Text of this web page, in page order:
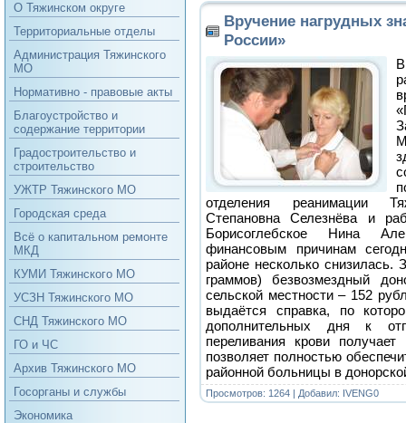
О Тяжинском округе
Территориальные отделы
Администрация Тяжинского
МО
Нормативно - правовые акты
Благоустройство и
содержание территории
Градостроительство и
строительство
УЖТР Тяжинского МО
Городская среда
Всё о капитальном ремонте
МКД
КУМИ Тяжинского МО
УСЗН Тяжинского МО
СНД Тяжинского МО
ГО и ЧС
Архив Тяжинского МО
Госорганы и службы
Экономика
Вручение нагрудных
России»
отделения реанимации
Степановна Селезнёва и
Борисоглебское Нина
финансовым причинам
районе несколько
граммов) безвозмездный
сельской местности – 152
выдаётся справка, по
дополнительных дня к
переливания крови
позволяет полностью
районной больницы в
Просмотров: 1264 | Добавил: IVENG0